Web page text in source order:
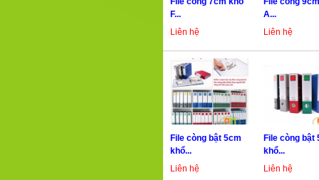
F...
Liên hệ
A...
Liên hệ
File còng bật 5cm
khổ...
Liên hệ
File còng bật
khổ...
Liên hệ